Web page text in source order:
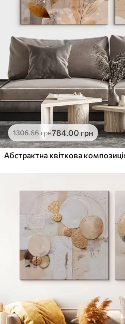
Преміум
✓Яскраві, насичені кольори
Стійкість до вицвітання
✓Безпечне чорнило без запаху
✓Поверхня з текстурою полотна
✗ Екологічний матеріал
Еко-Преміум
Від 910 .00 грн
✓Яскраві, насичені кольори
✓Поверхня з текстурою полотна
Екологічний матеріал
1306.66грн784.00 грн